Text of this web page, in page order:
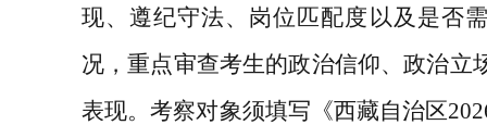
现、遵纪守法、岗位匹配度以及是否
况，重点审查考生的政治信仰、政治立
表现。考察对象须填写《西藏自治区